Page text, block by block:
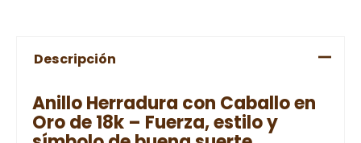
Descripción
Anillo Herradura con Caballo en
Oro de 18k – Fuerza, estilo y